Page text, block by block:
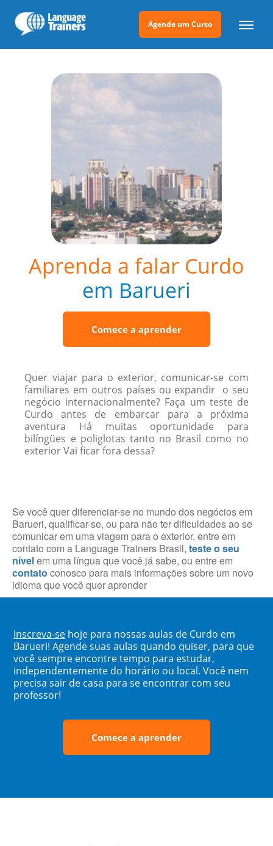
Agende um Curso
Aprenda a falar Curdo
em Barueri
Comece a aprender
Quer viajar para o exterior, comunicar-se com
familiares em outros países ou expandir o seu
negócio internacionalmente? Faça um teste de
Curdo antes de embarcar para a próxima
aventura Há muitas oportunidade para
bilíngües e poliglotas tanto no Brasil como no
exterior Vai ficar fora dessa?
Se você quer diferenciar-se no mundo dos negócios em
Barueri, qualificar-se, ou para não ter dificuldades ao se
comunicar em uma viagem para o exterior, entre em
contato com a Language Trainers Brasil, teste o seu
nívelem uma língua que você já sabe, ou entre em
contato conosco para mais informações sobre um novo
idioma que você quer aprender
Inscreva-se hoje para nossas aulas de Curdo em
Barueri! Agende suas aulas quando quiser, para que
você sempre encontre tempo para estudar,
independentemente do horário ou local. Você nem
precisa sair de casa para se encontrar com seu
professor!
Comece a aprender